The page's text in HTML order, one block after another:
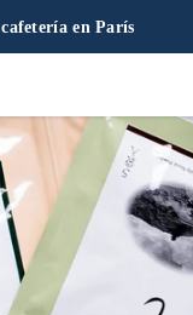
en París